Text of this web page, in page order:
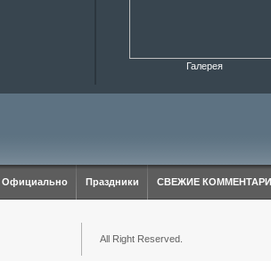
Галерея
Официально Праздники СВЕЖИЕ
All Right Reserved.